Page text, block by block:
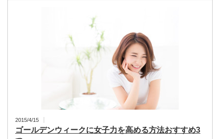
2015/4/15
ゴールデンウィークに女子力を高める方法おすすめ3